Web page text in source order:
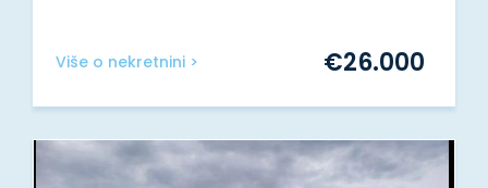
Više o nekretnini > €26.000